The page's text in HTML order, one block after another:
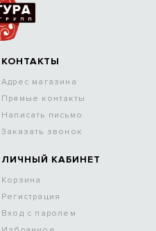
КОНТАКТЫ
Адрес магазина
Прямые контакты
Написать письмо
Заказать звонок
ЛИЧНЫЙ КАБИНЕТ
Корзина
Регистрация
Вход с паролем